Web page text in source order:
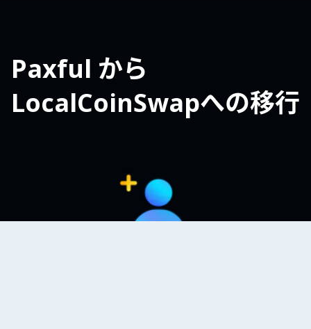
Paxful から
LocalCoinSwapへの移行